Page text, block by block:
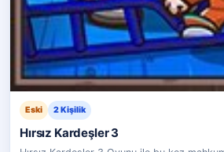
Eski 2 Kişilik
Hırsız Kardeşler 3